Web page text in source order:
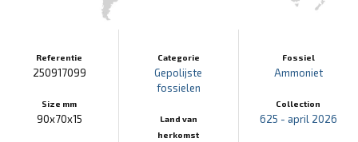
Referentie
250917099
Size mm
90x70x15
Categorie
Gepolijste
fossielen
Land van
herkomst
Fossiel
Ammoniet
Collection
625 - april 2026